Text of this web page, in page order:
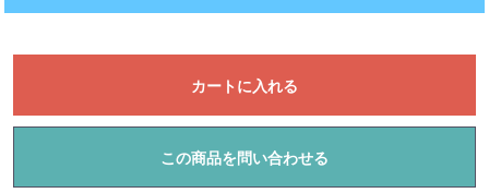
カートに入れる
この商品を問い合わせる